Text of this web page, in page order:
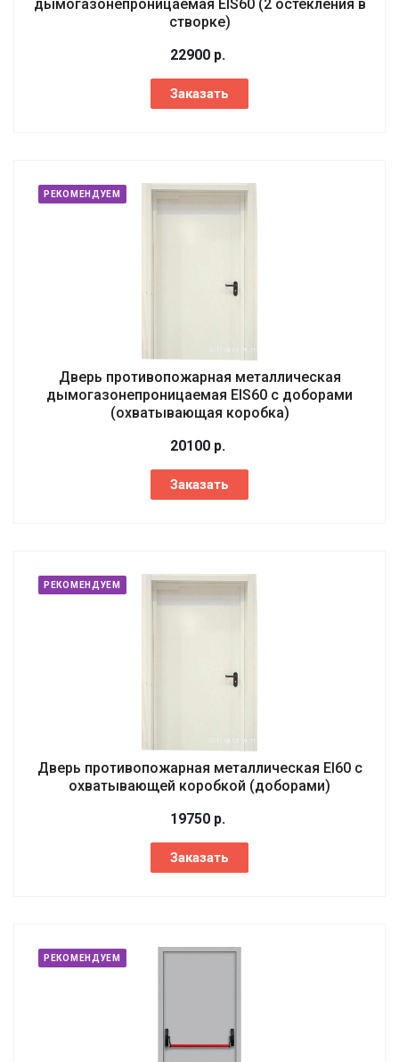
дымогазонепроницаемая EIS60 (2 остекления в
створке)
22900 р.
Заказать
РЕКОМЕНДУЕМ
Дверь противопожарная металлическая
дымогазонепроницаемая EIS60 с доборами
(охватывающая коробка)
20100 р.
Заказать
РЕКОМЕНДУЕМ
Дверь противопожарная металлическая EI60 с
охватывающей коробкой (доборами)
19750 р.
Заказать
РЕКОМЕНДУЕМ